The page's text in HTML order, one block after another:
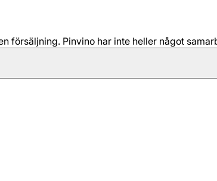
försäljning. Pinvino har inte heller något